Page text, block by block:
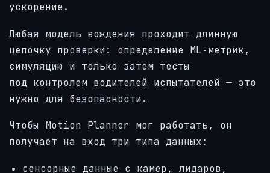
ускорение.
Любая модель вождения проходит длинную
цепочку проверки: определение ML‑метрик,
симуляцию и только затем тесты
под контролем водителей‑испытателей — это
нужно для безопасности.
Чтобы Motion Planner мог работать, он
получает на вход три типа данных:
сенсорные данные с камер, лидаров,